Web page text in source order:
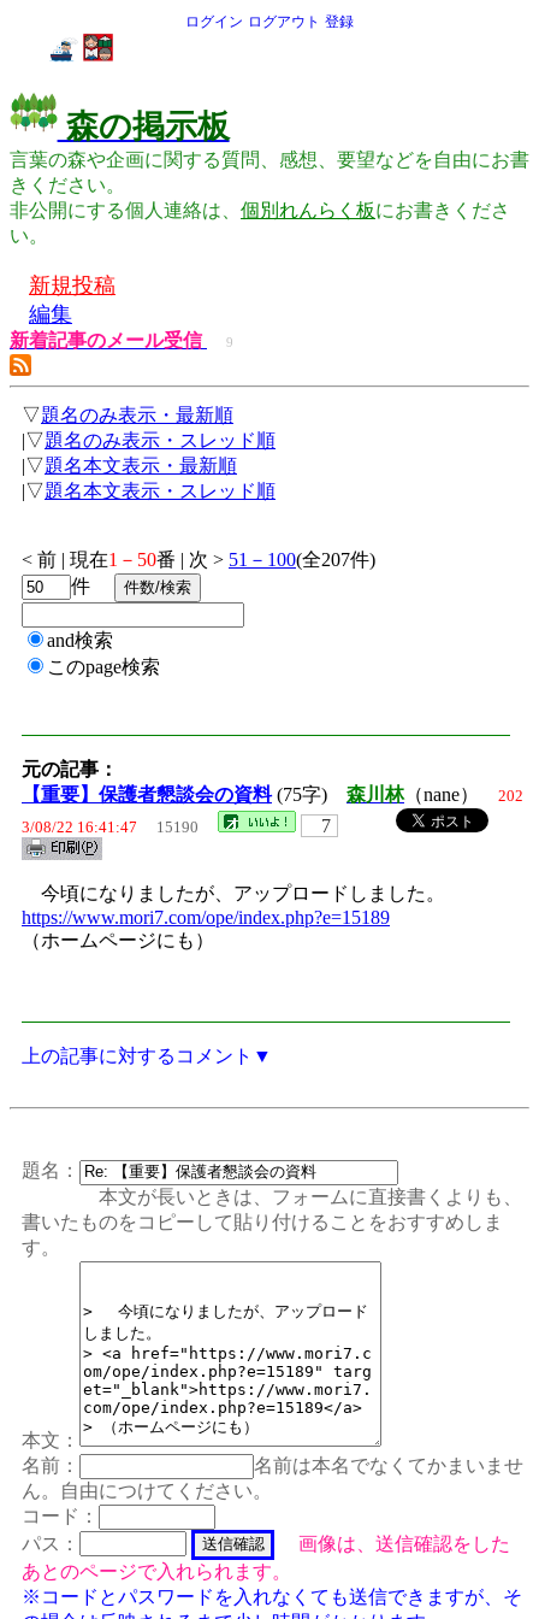
ログイン ログアウト 登録
森の掲示板
言葉の森や企画に関する質問、感想、要望などを自由にお書
きください。
非公開にする個人連絡は、 個別れんらく板にお書きくださ
い。
新規投稿
編集
新着記事のメール受信 9
▽題名のみ表示・最新順
|▽題名のみ表示・スレッド順
|▽題名本文表示・最新順
|▽題名本文表示・スレッド順
< 前 | 現在1－50番 | 次 > 51－100(全207件)
件
and検索
このpage検索
元の記事：
【重要】保護者懇談会の資料(75字) 森川林（nane） 202
3/08/22 16:41:47
15190 7
今頃になりましたが、アップロードしました。
https://www.mori7.com/ope/index.php?e=15189
（ホームページにも）
上の記事に対するコメント▼
題名：
本文が長いときは、フォームに直接書くよりも、
書いたものをコピーして貼り付けることをおすすめしま
す。
本文：
名前：
名前は本名でなくてかまいませ
ん。自由につけてください。
コード：
パス：
画像は、送信確認をした
あとのページで入れられます。
※コードとパスワードを入れなくても送信できますが、そ